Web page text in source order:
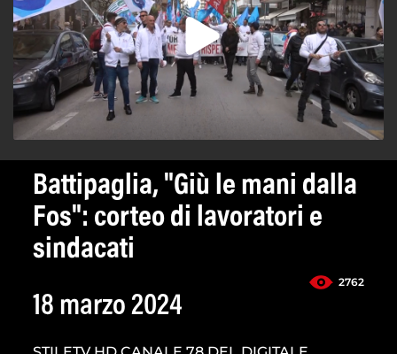
Battipaglia, "Giù le mani dalla
Fos": corteo di lavoratori e
sindacati
2762
18 marzo 2024